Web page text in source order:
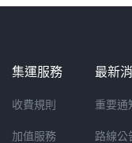
集運服務
收費規則
加值服務
最新
重要通
路線公